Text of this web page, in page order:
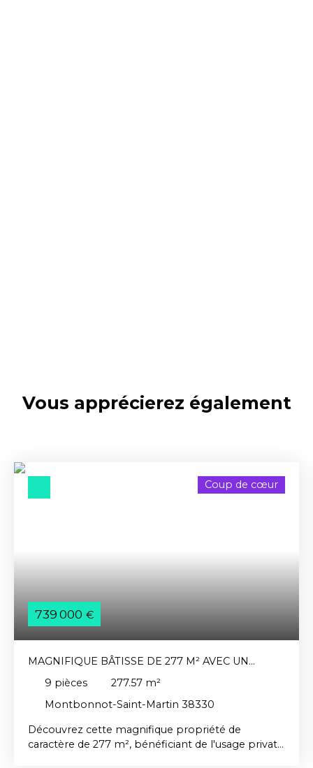
Vous apprécierez également
739 000 €
Coup de cœur
MAGNIFIQUE BÂTISSE DE 277 M² AVEC UN
TERRAIN PRIVATIF DE 1773 M²
9 pièces 277.57 m²
Montbonnot-Saint-Martin 38330
Découvrez cette magnifique propriété de
caractère de 277 m², bénéficiant de l'usage privatif